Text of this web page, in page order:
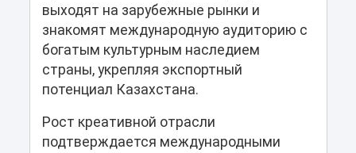
выходят на зарубежные рынки и
знакомят международную аудиторию с
богатым культурным наследием
страны, укрепляя экспортный
потенциал Казахстана.
Рост креативной отрасли
подтверждается международными